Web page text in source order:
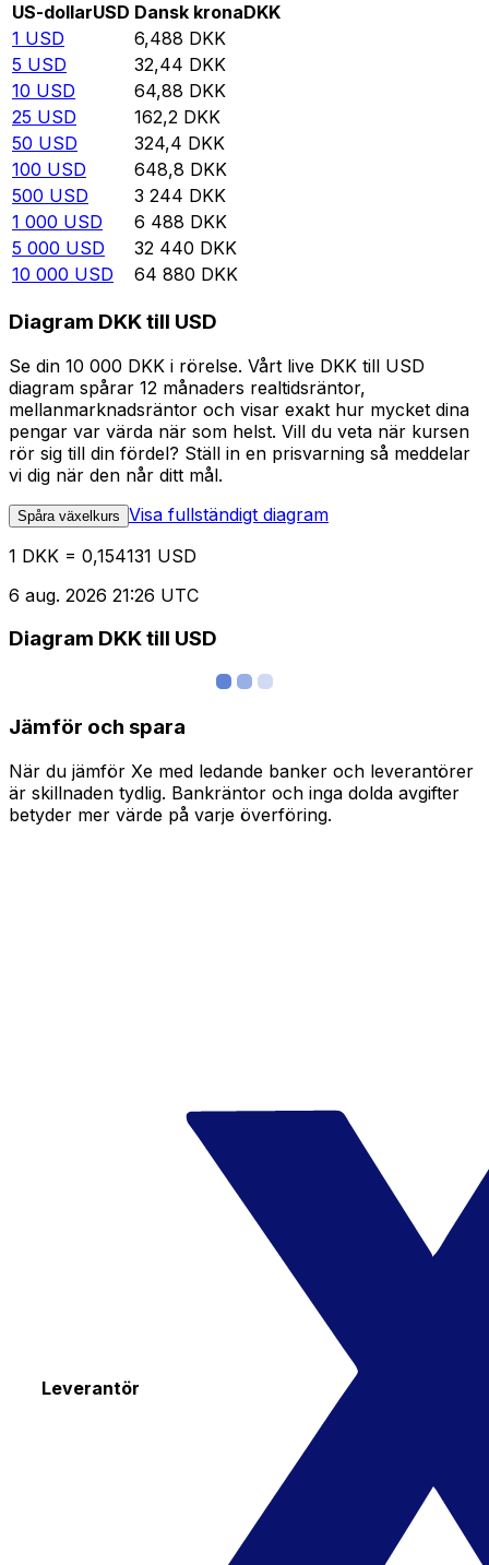
US-dollarUSD Dansk kronaDKK
1 USD 6,488 DKK
5 USD 32,44 DKK
10 USD 64,88 DKK
25 USD 162,2 DKK
50 USD 324,4 DKK
100 USD 648,8 DKK
500 USD 3 244 DKK
1 000 USD 6 488 DKK
5 000 USD 32 440 DKK
10 000 USD 64 880 DKK
Diagram DKK till USD
Se din 10 000 DKK i rörelse. Vårt live DKK till USD
diagram spårar 12 månaders realtidsräntor,
mellanmarknadsräntor och visar exakt hur mycket dina
pengar var värda när som helst. Vill du veta när kursen
rör sig till din fördel? Ställ in en prisvarning så meddelar
vi dig när den når ditt mål.
Spåra växelkurs Visa fullständigt diagram
1 DKK = 0,154131 USD
6 aug. 2026 21:26 UTC
Diagram DKK till USD
Jämför och spara
När du jämför Xe med ledande banker och leverantörer
är skillnaden tydlig. Bankräntor och inga dolda avgifter
betyder mer värde på varje överföring.
Leverantör